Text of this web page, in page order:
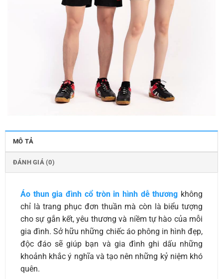
MÔ TẢ
ĐÁNH GIÁ (0)
Áo thun gia đình cổ tròn in hình dễ thương không
chỉ là trang phục đơn thuần mà còn là biểu tượng
cho sự gắn kết, yêu thương và niềm tự hào của mỗi
gia đình. Sở hữu những chiếc áo phông in hình đẹp,
độc đáo sẽ giúp bạn và gia đình ghi dấu những
khoảnh khắc ý nghĩa và tạo nên những kỷ niệm khó
quên.